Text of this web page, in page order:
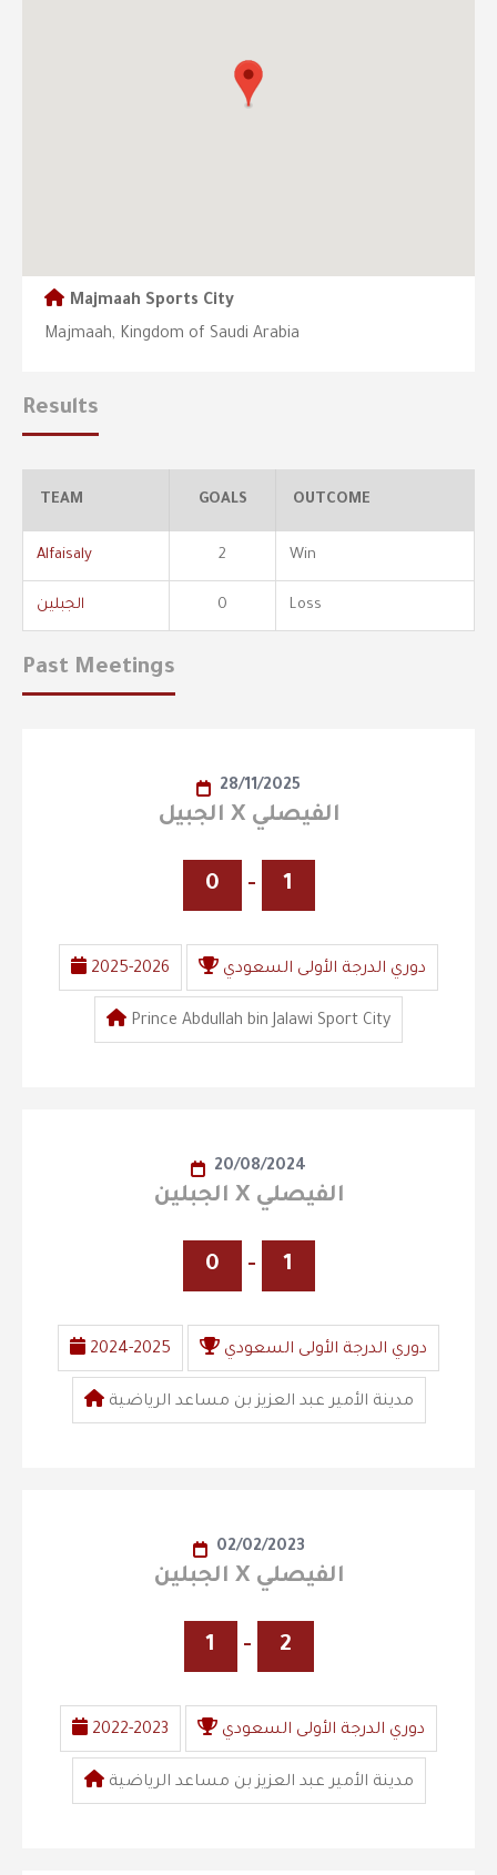
Majmaah Sports City
Majmaah, Kingdom of Saudi Arabia
Results
TEAM GOALS OUTCOME
Alfaisaly 2 Win
الجبلين 0 Loss
Past Meetings
28/11/2025
الجبيل X الفيصلي
0 - 1
2025-2026 دوري الدرجة الأولى السعودي
Prince Abdullah bin Jalawi Sport City
20/08/2024
الجبلين X الفيصلي
0 - 1
2024-2025 دوري الدرجة الأولى السعودي
مدينة الأمير عبد العزيز بن مساعد الرياضية
02/02/2023
الجبلين X الفيصلي
1 - 2
2022-2023 دوري الدرجة الأولى السعودي
مدينة الأمير عبد العزيز بن مساعد الرياضية